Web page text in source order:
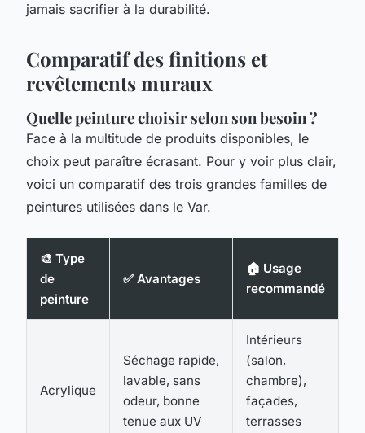
jamais sacrifier à la durabilité.
Comparatif des finitions et
revêtements muraux
Quelle peinture choisir selon son besoin ?
Face à la multitude de produits disponibles, le
choix peut paraître écrasant. Pour y voir plus clair,
voici un comparatif des trois grandes familles de
peintures utilisées dans le Var.
🎨 Type
de
peinture
✅ Avantages
🏠 Usage
recommandé
Acrylique
Séchage rapide,
lavable, sans
odeur, bonne
tenue aux UV
Intérieurs
(salon,
chambre),
façades,
terrasses